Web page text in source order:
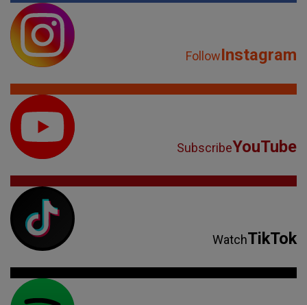
FollowInstagram
SubscribeYouTube
WatchTikTok